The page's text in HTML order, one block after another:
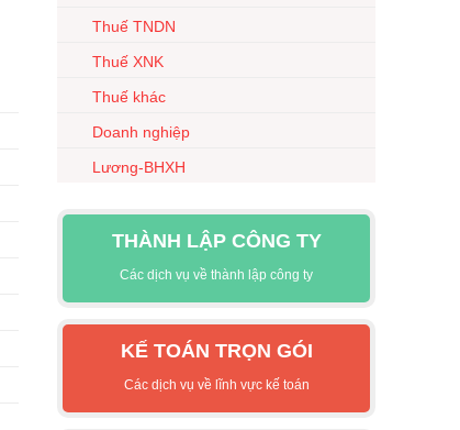
Thuế TNDN
Thuế XNK
Thuế khác
Doanh nghiệp
Lương-BHXH
THÀNH LẬP CÔNG TY
Các dịch vụ về thành lập công ty
KẾ TOÁN TRỌN GÓI
Các dịch vụ về lĩnh vực kế toán